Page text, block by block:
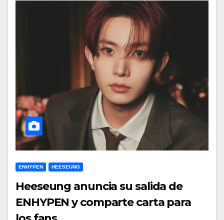
ENHYPEN HEESEUNG
Heeseung anuncia su salida de
ENHYPEN y comparte carta para